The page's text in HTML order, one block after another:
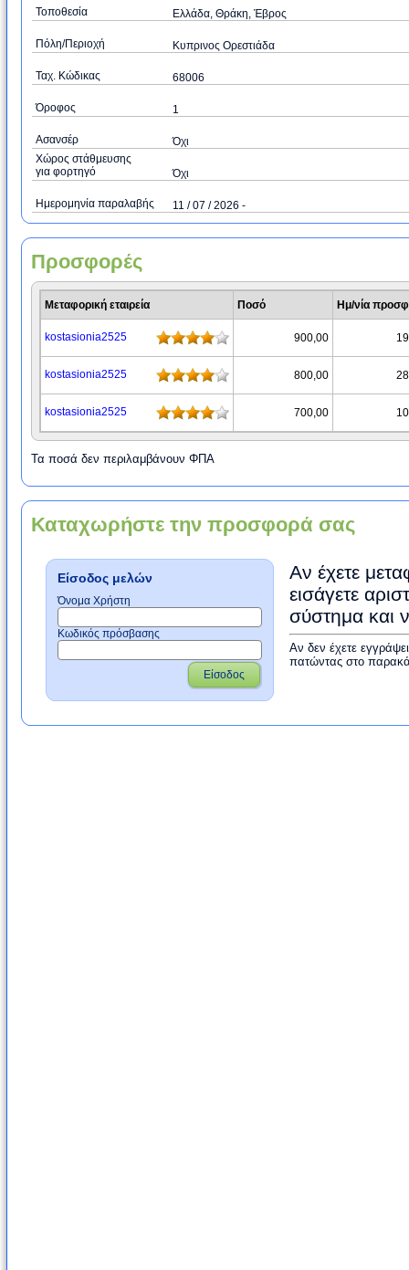
Τοποθεσία Ελλάδα, Θράκη, Έβρος
Πόλη/Περιοχή Κυπρινος Ορεστιάδα
Ταχ. Κώδικας 68006
Όροφος 1
Ασανσέρ
Όχι
Χώρος στάθμευσης
για φορτηγό
Όχι
Ημερομηνία παραλαβής 11 / 07 / 2026 -
Προσφορές
Μεταφορική εταιρεία Ποσό Ημ/νία
kostasionia2525 900,00
kostasionia2525 800,00
kostasionia2525 700,00
Τα ποσά δεν περιλαμβάνουν ΦΠΑ
Καταχωρήστε την προσφορά σας
Είσοδος μελών
Όνομα Χρήστη
Κωδικός πρόσβασης
Είσοδος
Αν έχετε
εισάγετε
σύστημα και
Αν δεν έχετε
πατώντας στο